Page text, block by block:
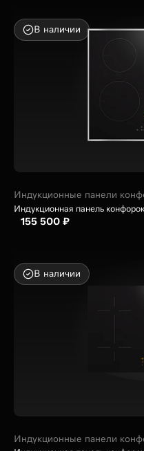
В наличии
Индукционные панели
Индукционная панель
155 500 ₽
В наличии
Индукционные панели